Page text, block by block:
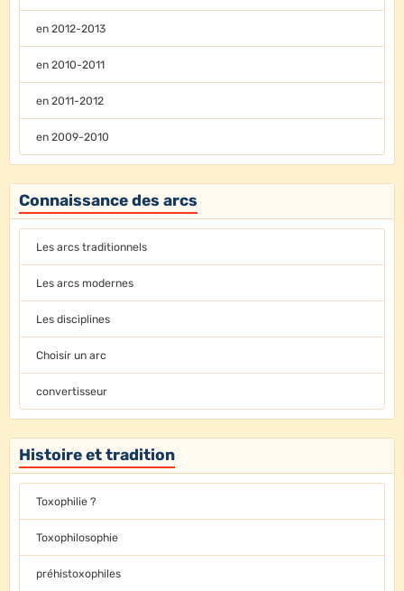
en 2012-2013
en 2010-2011
en 2011-2012
en 2009-2010
Connaissance des arcs
Les arcs traditionnels
Les arcs modernes
Les disciplines
Choisir un arc
convertisseur
Histoire et tradition
Toxophilie ?
Toxophilosophie
préhistoxophiles